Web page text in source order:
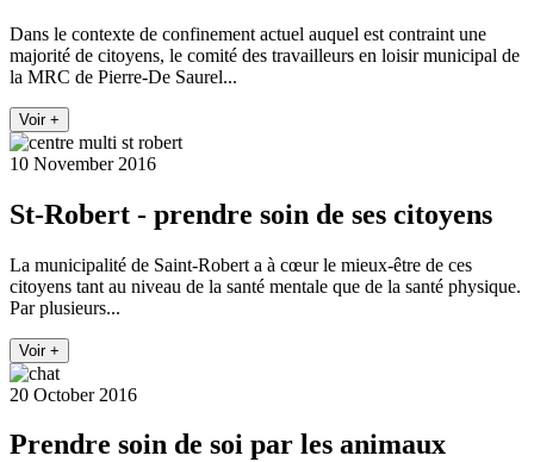
Dans le contexte de confinement actuel auquel est contraint une
majorité de citoyens, le comité des travailleurs en loisir municipal de
la MRC de Pierre-De Saurel...
Voir +
10 November 2016
St-Robert - prendre soin de ses citoyens
La municipalité de Saint-Robert a à cœur le mieux-être de ces
citoyens tant au niveau de la santé mentale que de la santé physique.
Par plusieurs...
Voir +
20 October 2016
Prendre soin de soi par les animaux